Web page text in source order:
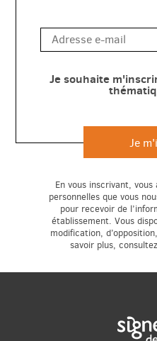
Je souhaite
En vous inscrivant,
personnelles que vous
pour recevoir de
établissement. Vous
modification,
savoir plus,